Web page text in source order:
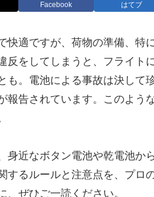
Facebook はてブ
快適ですが、荷物の準備、特
反をしてしまうと、フライト
も。電池による事故は決して
報告されています。このよう
身近なボタン電池や乾電池か
するルールと注意点を、プロ
、ぜひご一読ください。